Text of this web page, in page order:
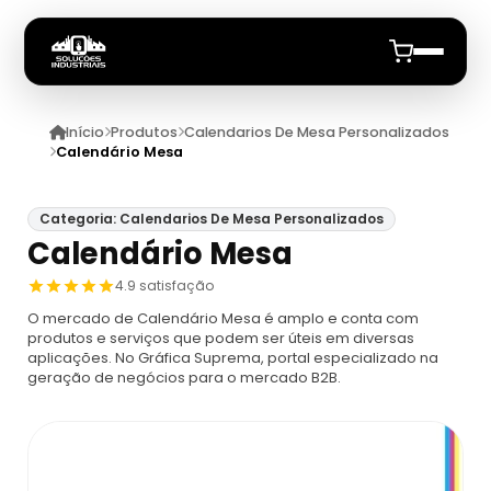
Início
Embalagem De Papel Cartao
Caixa De Papel Cartão Micro Ondulado
Preço
Caixa Em Papel Cartão
Solapa Personalizada
Comprar Muitas Solapas
Calendarios De Mesa Personalizados
Quem Somos
Anuncie
Início Produtos Calendarios De Mesa Personalizados
Calendário Mesa
Categoria: Calendarios De Mesa Personalizados
Calendário Mesa
4.9 satisfação
O mercado de Calendário Mesa é amplo e conta com
produtos e serviços que podem ser úteis em diversas
aplicações. No Gráfica Suprema, portal especializado na
geração de negócios para o mercado B2B.